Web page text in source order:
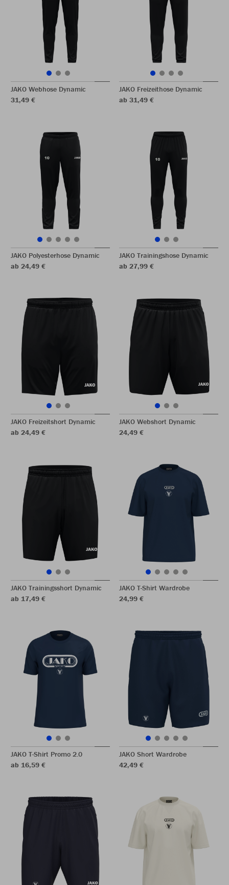
JAKO Webhose Dynamic
31,49 €
JAKO Freizeithose Dynamic
ab 31,49 €
JAKO Polyesterhose Dynamic
ab 24,49 €
JAKO Trainingshose Dynamic
ab 27,99 €
JAKO Freizeitshort Dynamic
ab 24,49 €
JAKO Webshort Dynamic
24,49 €
JAKO Trainingsshort Dynamic
ab 17,49 €
JAKO T-Shirt Wardrobe
24,99 €
JAKO T-Shirt Promo 2.0
ab 16,59 €
JAKO Short Wardrobe
42,49 €